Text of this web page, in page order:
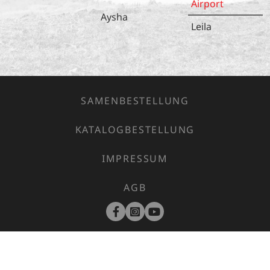
Aysha
Airport
Leila
SAMENBESTELLUNG
KATALOGBESTELLUNG
IMPRESSUM
AGB